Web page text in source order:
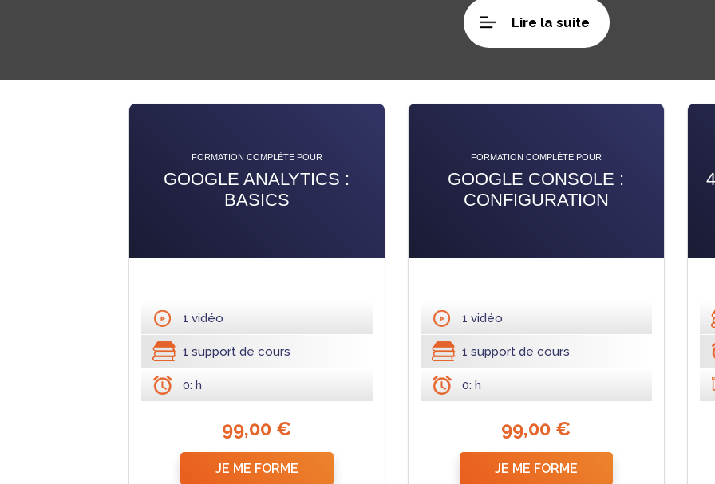
Lire la suite
FORMATION COMPLÈTE POUR
GOOGLE ANALYTICS :
BASICS
1 vidéo
1 support de cours
0: h
99,00 €
JE ME FORME
FORMATION COMPLÈTE POUR
GOOGLE CONSOLE :
CONFIGURATION
1 vidéo
1 support de cours
0: h
99,00 €
JE ME FORME